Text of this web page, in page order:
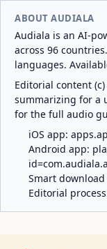
ABOUT AUDIALA
Audiala is an AI-
across 96
languages.
Editorial content
summarizing for a
for the full audio
iOS app:
Android app:
Smart
Editorial